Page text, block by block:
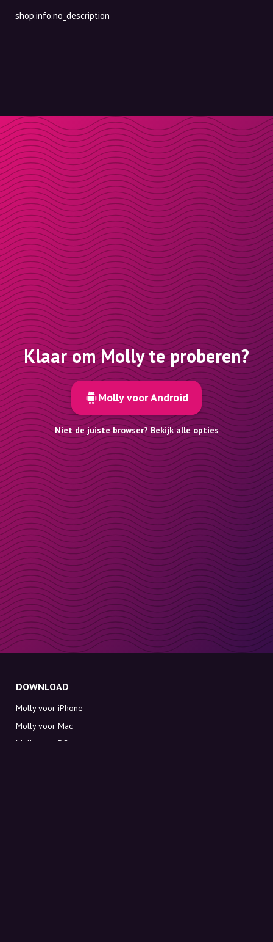
shop.info.no_description
Klaar om Molly te proberen?
Molly voor Android
Niet de juiste browser? Bekijk alle opties
DOWNLOAD
Molly voor iPhone
Molly voor Mac
Molly voor PC